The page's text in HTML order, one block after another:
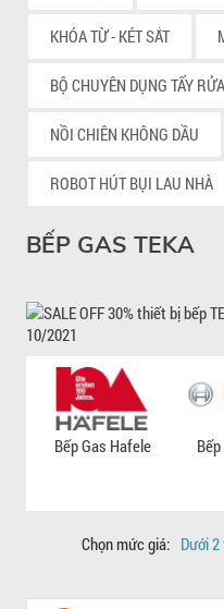
KHÓA TỪ - KÉT SẮT
BỘ CHUYÊN DỤNG TẨY
NỒI CHIÊN KHÔNG DẦU
ROBOT HÚT BỤI LAU NHÀ
BẾP GAS TEKA
Bếp Gas Hafele
Chọn mức giá: Dưới